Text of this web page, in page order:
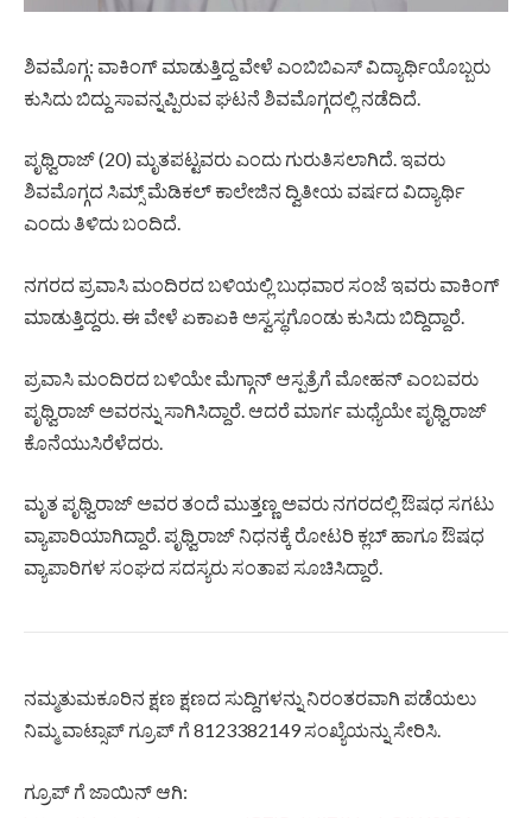
ಶಿವಮೊಗ್ಗ: ವಾಕಿಂಗ್ ಮಾಡುತ್ತಿದ್ದ ವೇಳೆ ಎಂಬಿಬಿಎಸ್ ವಿದ್ಯಾರ್ಥಿಯೊಬ್ಬರು
ಕುಸಿದು ಬಿದ್ದು ಸಾವನ್ನಪ್ಪಿರುವ ಘಟನೆ ಶಿವಮೊಗ್ಗದಲ್ಲಿ ನಡೆದಿದೆ.
ಪೃಥ್ವಿರಾಜ್ (20) ಮೃತಪಟ್ಟವರು ಎಂದು ಗುರುತಿಸಲಾಗಿದೆ. ಇವರು
ಶಿವಮೊಗ್ಗದ ಸಿಮ್ಸ್ ಮೆಡಿಕಲ್ ಕಾಲೇಜಿನ ದ್ವಿತೀಯ ವರ್ಷದ ವಿದ್ಯಾರ್ಥಿ
ಎಂದು ತಿಳಿದು ಬಂದಿದೆ.
ನಗರದ ಪ್ರವಾಸಿ ಮಂದಿರದ ಬಳಿಯಲ್ಲಿ ಬುಧವಾರ ಸಂಜೆ ಇವರು ವಾಕಿಂಗ್
ಮಾಡುತ್ತಿದ್ದರು. ಈ ವೇಳೆ ಏಕಾಏಕಿ ಅಸ್ವಸ್ಥಗೊಂಡು ಕುಸಿದು ಬಿದ್ದಿದ್ದಾರೆ.
ಪ್ರವಾಸಿ ಮಂದಿರದ ಬಳಿಯೇ ಮೆಗ್ಗಾನ್ ಆಸ್ಪತ್ರೆಗೆ ಮೋಹನ್ ಎಂಬವರು
ಪೃಥ್ವಿರಾಜ್ ಅವರನ್ನು ಸಾಗಿಸಿದ್ದಾರೆ. ಆದರೆ ಮಾರ್ಗ ಮಧ್ಯೆಯೇ ಪೃಥ್ವಿರಾಜ್
ಕೊನೆಯುಸಿರೆಳೆದರು.
ಮೃತ ಪೃಥ್ವಿರಾಜ್ ಅವರ ತಂದೆ ಮುತ್ತಣ್ಣ ಅವರು ನಗರದಲ್ಲಿ ಔಷಧ ಸಗಟು
ವ್ಯಾಪಾರಿಯಾಗಿದ್ದಾರೆ. ಪೃಥ್ವಿರಾಜ್ ನಿಧನಕ್ಕೆ ರೋಟರಿ ಕ್ಲಬ್ ಹಾಗೂ ಔಷಧ
ವ್ಯಾಪಾರಿಗಳ ಸಂಘದ ಸದಸ್ಯರು ಸಂತಾಪ ಸೂಚಿಸಿದ್ದಾರೆ.
ನಮ್ಮತುಮಕೂರಿನ ಕ್ಷಣ ಕ್ಷಣದ ಸುದ್ದಿಗಳನ್ನು ನಿರಂತರವಾಗಿ ಪಡೆಯಲು
ನಿಮ್ಮ ವಾಟ್ಸಾಪ್ ಗ್ರೂಪ್ ಗೆ 8123382149 ಸಂಖ್ಯೆಯನ್ನು ಸೇರಿಸಿ.
ಗ್ರೂಪ್ ಗೆ ಜಾಯಿನ್ ಆಗಿ: